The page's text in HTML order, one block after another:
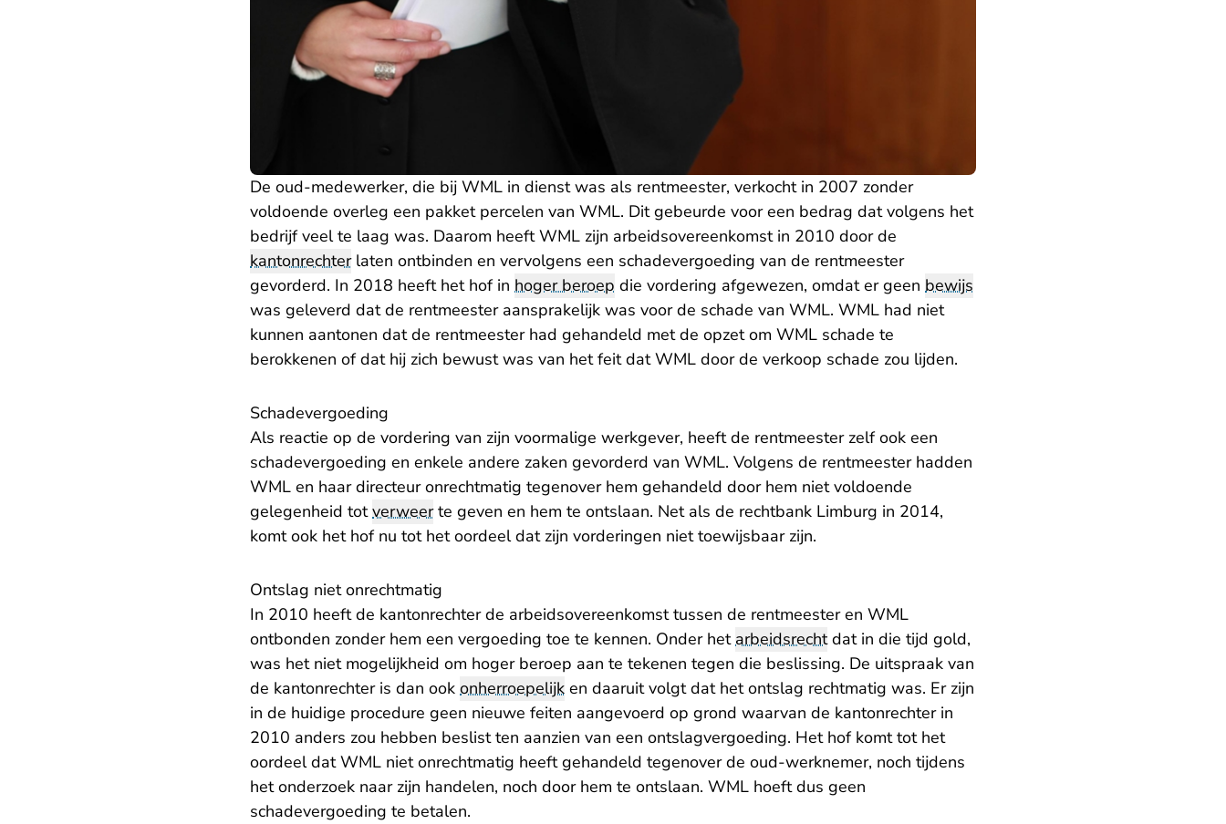
De oud-medewerker, die bij WML in dienst was als rentmeester, verkocht in 2007 zonder
voldoende overleg een pakket percelen van WML. Dit gebeurde voor een bedrag dat volgens het
bedrijf veel te laag was. Daarom heeft WML zijn arbeidsovereenkomst in 2010 door de
kantonrechterlaten ontbinden en vervolgens een schadevergoeding van de rentmeester
gevorderd. In 2018 heeft het hof in hoger beroep die vordering afgewezen, omdat er geen bewijs
was geleverd dat de rentmeester aansprakelijk was voor de schade van WML. WML had niet
kunnen aantonen dat de rentmeester had gehandeld met de opzet om WML schade te
berokkenen of dat hij zich bewust was van het feit dat WML door de verkoop schade zou lijden.
Schadevergoeding
Als reactie op de vordering van zijn voormalige werkgever, heeft de rentmeester zelf ook een
schadevergoeding en enkele andere zaken gevorderd van WML. Volgens de rentmeester hadden
WML en haar directeur onrechtmatig tegenover hem gehandeld door hem niet voldoende
gelegenheid totverweerte geven en hem te ontslaan. Net als de rechtbank Limburg - U verlaat Rechtspraak.nl
in 2014,
komt ook het hof nu tot het oordeel dat zijn vorderingen niet toewijsbaar zijn.
Ontslag niet onrechtmatig
In 2010 heeft de kantonrechter de arbeidsovereenkomst tussen de rentmeester en WML
ontbonden zonder hem een vergoeding toe te kennen. Onder hetarbeidsrechtdat in die tijd gold,
was het niet mogelijkheid om hoger beroep aan te tekenen tegen die beslissing. De uitspraak van
de kantonrechter is dan ook onherroepelijk en daaruit volgt dat het ontslag rechtmatig was. Er zijn
in de huidige procedure geen nieuwe feiten aangevoerd op grond waarvan de kantonrechter in
2010 anders zou hebben beslist ten aanzien van een ontslagvergoeding. Het hof komt tot het
oordeel dat WML niet onrechtmatig heeft gehandeld tegenover de oud-werknemer, noch tijdens
het onderzoek naar zijn handelen, noch door hem te ontslaan. WML hoeft dus geen
schadevergoeding te betalen.